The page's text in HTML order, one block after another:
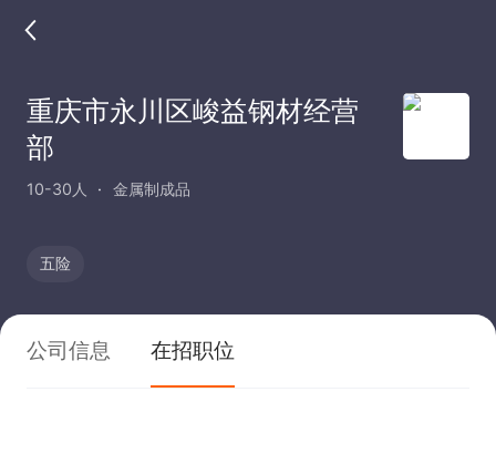
重庆市永川区峻益钢材经营
部
10-30人 金属制成品
五险
公司信息 在招职位